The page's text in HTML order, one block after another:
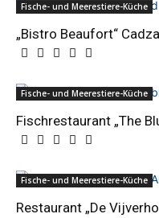
Fische- und Meerestiere-Küche
„Bistro Beaufort“
Fische- und Meerestiere-Küche
Fischrestaurant „The
Fische- und Meerestiere-Küche
Restaurant „De